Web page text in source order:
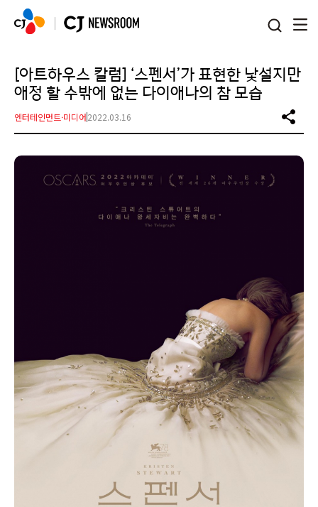
[아트하우스 칼럼] ‘스펜서’가 표현한 낯설지만
애정 할 수밖에 없는 다이애나의 참 모습
엔터테인먼트·미디어2022.03.16